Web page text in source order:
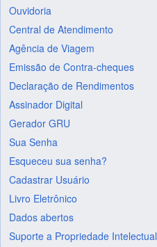
Ouvidoria
Central de Atendimento
Agência de Viagem
Emissão de Contra-cheques
Declaração de Rendimentos
Assinador Digital
Gerador GRU
Sua Senha
Esqueceu sua senha?
Cadastrar Usuário
Livro Eletrônico
Dados abertos
Suporte a Propriedade Intelectual